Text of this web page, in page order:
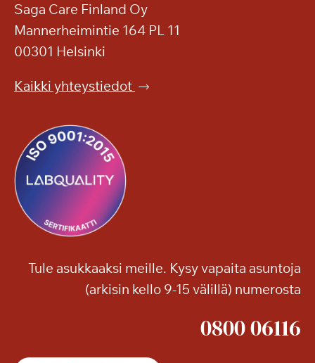
Saga Care Finland Oy
Mannerheimintie 164 PL 11
00301 Helsinki
Kaikki yhteystiedot
Tule asukkaaksi meille. Kysy vapaita asuntoja
(arkisin kello 9-15 välillä) numerosta
0800 06116